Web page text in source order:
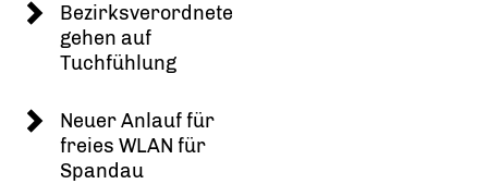
Bezirksverordnete
gehen auf
Tuchfühlung
Neuer Anlauf für
freies WLAN für
Spandau